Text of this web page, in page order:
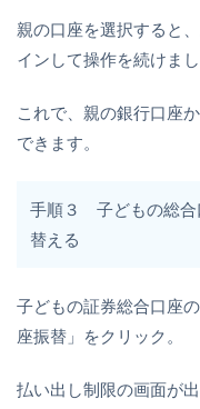
親の口座を選択すると
インして操作を続けまし
これで、親の銀行口座
できます。
手順３ 子どもの総合
替える
子どもの証券総合口座
座振替」をクリック。
払い出し制限の画面が